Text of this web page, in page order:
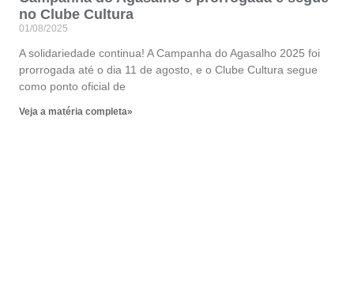
no Clube Cultura
01/08/2025
A solidariedade continua! A Campanha do Agasalho 2025 foi
prorrogada até o dia 11 de agosto, e o Clube Cultura segue
como ponto oficial de
Veja a matéria completa»